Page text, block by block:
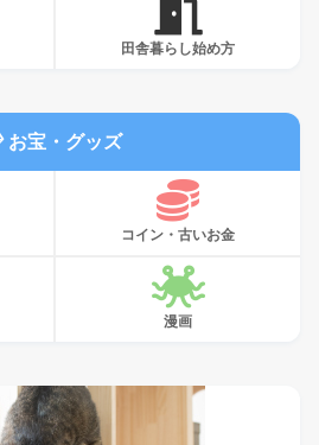
田舎暮らし始め方
お宝・グッズ
コイン・古いお金
漫画